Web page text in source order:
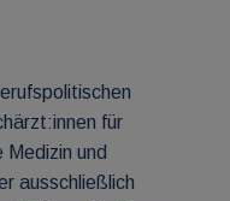
für
Medizin und
ausschließlich